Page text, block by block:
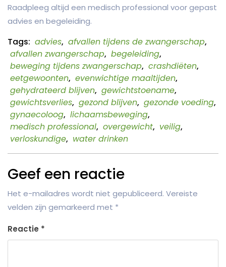
Raadpleeg altijd een medisch professional voor gepast
advies en begeleiding.
Tags: advies, afvallen tijdens de zwangerschap,
afvallen zwangerschap, begeleiding,
beweging tijdens zwangerschap, crashdiëten,
eetgewoonten, evenwichtige maaltijden,
gehydrateerd blijven, gewichtstoename,
gewichtsverlies, gezond blijven, gezonde voeding,
gynaecoloog, lichaamsbeweging,
medisch professional, overgewicht, veilig,
verloskundige, water drinken
Geef een reactie
Het e-mailadres wordt niet gepubliceerd. Vereiste
velden zijn gemarkeerd met *
Reactie *